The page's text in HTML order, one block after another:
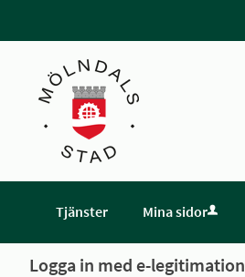
Tjänster Mina sidor
Logga in med e-legitimation